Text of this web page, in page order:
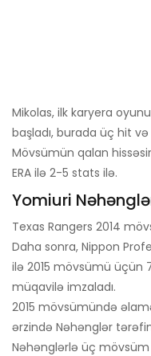
Mikolas, ilk karyera
başladı, burada üç hit
Mövsümün qalan
ERA ilə 2-5 stats ilə.
Yomiuri
Texas Rangers 2014
Daha sonra, Nippon
ilə 2015 mövsümü üçün
müqavilə imzaladı.
2015 mövsümündə
ərzində Nəhənglər
Nəhənglərlə üç mövsüm